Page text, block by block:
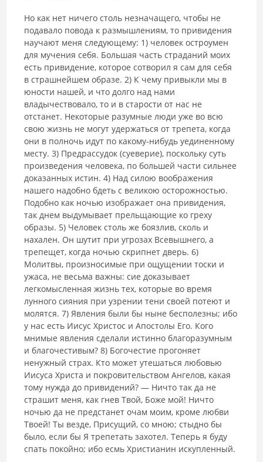
Но как нет ничего столь незначащего, чтобы не
подавало повода к размышлениям, то привидения
научают меня следующему: 1) человек остроумен
для мучения себя. Большая часть страданий моих
есть привидение, которое сотворил я сам для себя
в страшнейшем образе. 2) К чему привыкли мы в
юности нашей, и что долго над нами
владычествовало, то и в старости от нас не
отстанет. Некоторые разумные люди уже во всю
свою жизнь не могут удержаться от трепета, когда
они в полночь идут по какому-нибудь уединенному
месту. 3) Предрассудок (суеверие), поскольку суть
произведения человека, по большей части сильнее
доказанных истин. 4) Над силою воображения
нашего надобно бдеть с великою осторожностью.
Подобно как ночью изображает она привидения,
так днем выдумывает прельщающие ко греху
образы. 5) Человек столь же боязлив, сколь и
нахален. Он шутит при угрозах Всевышнего, а
трепещет, когда ночью скрипнет дверь. 6)
Молитвы, произносимые при ощущении тоски и
ужаса, не весьма важны: сие доказывает
легкомысленная жизнь тех, которые во время
лунного сияния при узрении тени своей потеют и
молятся. 7) Явления были бы ныне бесполезны; ибо
у нас есть Иисус Христос и Апостолы Его. Кого
мнимые явления сделали истинно благоразумным
и благочестивым? 8) Богочестие прогоняет
ненужный страх. Кто может утешаться любовью
Иисуса Христа и покровительством Ангелов, какая
тому нужда до привидений? — Ничто так да не
страшит меня, как гнев Твой, Боже мой! Ничто
ночью да не предстанет очам моим, кроме любви
Твоей! Ты везде, Присущий, со мною; стыдно бы
было, если бы Я трепетать захотел. Теперь я буду
спать покойно; ибо есмь Христианин искупленный.